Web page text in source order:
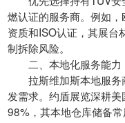
燃认证的服务商。例如
资质和ISO认证，其展台
制拆除风险。
二、本地化服务能力
拉斯维加斯本地服务
发需求。约盾展览深耕
98%，其本地仓库储备常